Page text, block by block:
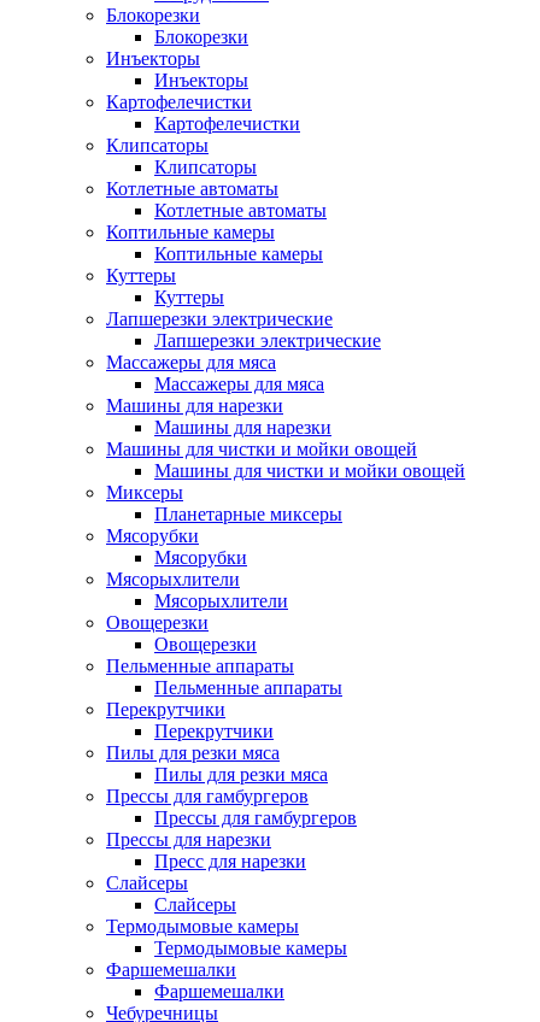
Блокорезки
Блокорезки
Инъекторы
Инъекторы
Картофелечистки
Картофелечистки
Клипсаторы
Клипсаторы
Котлетные автоматы
Котлетные автоматы
Коптильные камеры
Коптильные камеры
Куттеры
Куттеры
Лапшерезки электрические
Лапшерезки электрические
Массажеры для мяса
Массажеры для мяса
Машины для нарезки
Машины для нарезки
Машины для чистки и мойки овощей
Машины для чистки и мойки овощей
Миксеры
Планетарные миксеры
Мясорубки
Мясорубки
Мясорыхлители
Мясорыхлители
Овощерезки
Овощерезки
Пельменные аппараты
Пельменные аппараты
Перекрутчики
Перекрутчики
Пилы для резки мяса
Пилы для резки мяса
Прессы для гамбургеров
Прессы для гамбургеров
Прессы для нарезки
Пресс для нарезки
Слайсеры
Слайсеры
Термодымовые камеры
Термодымовые камеры
Фаршемешалки
Фаршемешалки
Чебуречницы